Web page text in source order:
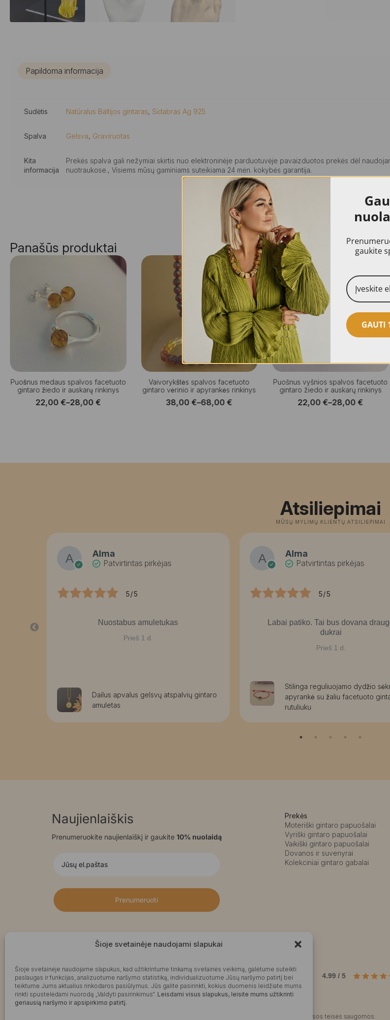
Šioje svetainėje naudojami slapukai
Šioje svetainėje naudojame slapukus, kad užtikrintume tinkamą svetainės veikimą, galėtume suteikti
paslaugas ir funkcijas, analizuotume naršymo statistiką, individualizuotume Jūsų naršymo patirtį bei
teiktume Jums aktualius rinkodaros pasiūlymus. Jūs galite pasirinkti, kokius duomenis leidžiate mums
rinkti spustelėdami nuorodą „Valdyti pasirinkimus“. Leisdami visus slapukus, leisite mums užtikrinti
geriausią naršymo ir apsipirkimo patirtį.
Papildoma informacija
Sudėtis Natūralus Baltijos gintaras, Sidabras Ag 925
Spalva Gelsva, Graviruotas
Kita
informacija
Prekės spalva gali nežymiai skirtis nuo elektroninėje parduotuvėje pavaizduotos prekės dėl
nuotraukose., Visiems mūsų gaminiams suteikiama 24 mėn. kokybės garantija.
Panašūs produktai
Puošnus medaus spalvos facetuoto
gintaro žiedo ir auskarų rinkinys
22,00 €–28,00 €
Price
Vaivorykštės spalvos facetuoto
gintaro vėrinio ir apyrankės rinkinys
38,00€–68,00€
Price
Puošnus vyšnios spalvos facetuoto
gintaro žiedo ir auskarų rinkinys
22,00€–28,00€
Price
Atsiliepimai
MŪSŲ MYLIMŲ KLIENTŲ ATSILIEPIMAI
Alma
Patvirtintas pirkėjas
5/5
Nuostabus amuletukas
Prieš 1 d.
Dailus apvalus gelsvų atspalvių gintaro
amuletas
Alma
Patvirtintas pirkėjas
5/5
Labai patiko. Tai bus dovana
dukrai
Prieš 1 d.
Stilinga reguliuojamo dydžio
apyrankė su žaliu facetuoto
rutuliuku
Naujienlaiškis
Prenumeruokite naujienlaiškį ir gaukite 10% nuolaidą
Prenumeruoti
Prekės
Moteriški gintaro papuošalai
Vyriški gintaro papuošalai
Vaikiški gintaro papuošalai
Dovanos ir suvenyrai
Kolekciniai gintaro gabalai
Produktų įvertinimas 4.99 / 5
©2025 Visos teisės saugomos.
gaukite
GAUTI